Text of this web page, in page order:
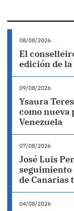
08/08/2026
El
edición de
09/08/2026
Ysaura
como nueva
Venezuela
07/08/2026
José Luis
seguimiento
de Canarias
04/08/2026